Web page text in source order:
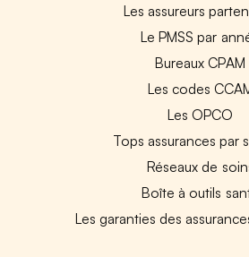
Les assureurs
Le PMSS par
Bureaux CPAM
Les codes
Les OPCO
Tops assurances par
Réseaux de
Boîte à outils
Les garanties des